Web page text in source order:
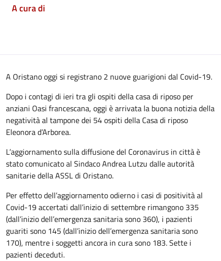
A cura di
A Oristano oggi si registrano 2 nuove guarigioni dal Covid-19.
Dopo i contagi di ieri tra gli ospiti della casa di riposo per
anziani Oasi francescana, oggi è arrivata la buona notizia della
negatività al tampone dei 54 ospiti della Casa di riposo
Eleonora d’Arborea.
L’aggiornamento sulla diffusione del Coronavirus in città è
stato comunicato al Sindaco Andrea Lutzu dalle autorità
sanitarie della ASSL di Oristano.
Per effetto dell’aggiornamento odierno i casi di positività al
Covid-19 accertati dall’inizio di settembre rimangono 335
(dall’inizio dell’emergenza sanitaria sono 360), i pazienti
guariti sono 145 (dall’inizio dell’emergenza sanitaria sono
170), mentre i soggetti ancora in cura sono 183. Sette i
pazienti deceduti.